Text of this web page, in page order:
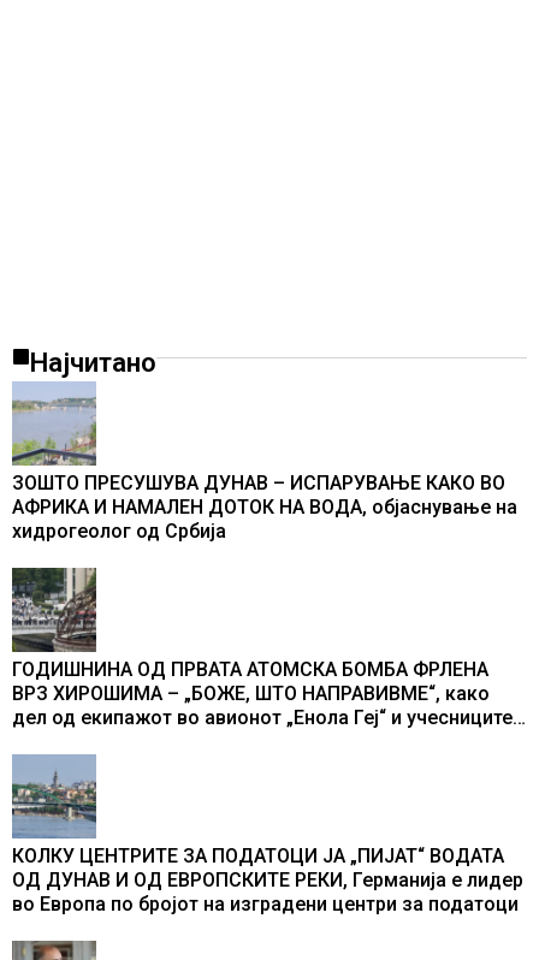
Најчитано
ЗОШТО ПРЕСУШУВА ДУНАВ – ИСПАРУВАЊЕ КАКО ВО
АФРИКА И НАМАЛЕН ДОТОК НА ВОДА, објаснување на
хидрогеолог од Србија
ГОДИШНИНА ОД ПРВАТА АТОМСКА БОМБА ФРЛЕНА
ВРЗ ХИРОШИМА – „БОЖЕ, ШТО НАПРАВИВМЕ“, како
дел од екипажот во авионот „Енола Геј“ и учесниците
промени текот на историјата
КОЛКУ ЦЕНТРИТЕ ЗА ПОДАТОЦИ ЈА „ПИЈАТ“ ВОДАТА
ОД ДУНАВ И ОД ЕВРОПСКИТЕ РЕКИ, Германија е лидер
во Европа по бројот на изградени центри за податоци